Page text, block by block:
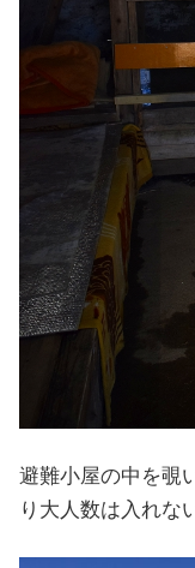
避難小屋の中を覗
り大人数は入れな